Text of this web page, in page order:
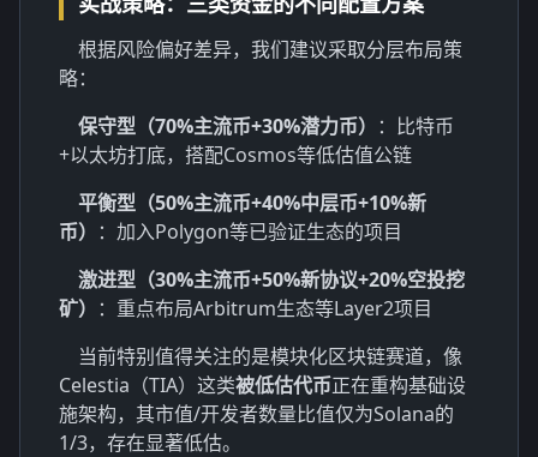
根据风险偏好差异，我们建议采取分层布局策
略：
保守型（70%主流币+30%潜力币） ：比特币
+以太坊打底，搭配Cosmos等低估值公链
平衡型（50%主流币+40%中层币+10%新
币） ：加入Polygon等已验证生态的项目
激进型（30%主流币+50%新协议+20%空投挖
矿） ：重点布局Arbitrum生态等Layer2项目
当前特别值得关注的是模块化区块链赛道，像
Celestia（TIA）这类被低估代币正在重构基础设
施架构，其市值/开发者数量比值仅为Solana的
1/3，存在显著低估。